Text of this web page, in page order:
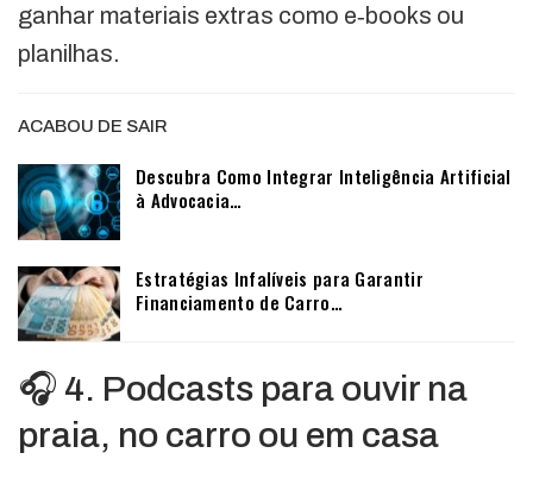
ganhar materiais extras como e‑books ou
planilhas.
ACABOU DE SAIR
Descubra Como Integrar Inteligência Artificial
à Advocacia…
Estratégias Infalíveis para Garantir
Financiamento de Carro…
🎧 4. Podcasts para ouvir na
praia, no carro ou em casa